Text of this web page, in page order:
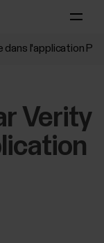
dans l'application
Verity